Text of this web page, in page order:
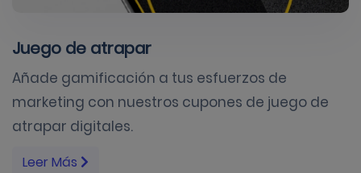
Juego de atrapar
Añade gamificación a tus esfuerzos de
marketing con nuestros cupones de juego de
atrapar digitales.
Leer Más